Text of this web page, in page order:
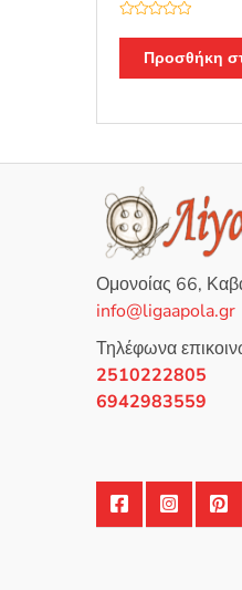
α
ο
γ
η
μ
ε
0
α
π
5
Προσθήκη
Ομονοίας 66,
info@ligaapola.gr
Τηλέφωνα
2510222805
6942983559